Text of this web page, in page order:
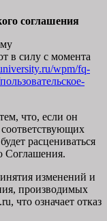
соглашения
в силу с момента
wpm/fq-
пользовательское-
что, если он
расцениваться
Соглашения.
изменений и
производимых
, что означает отказ